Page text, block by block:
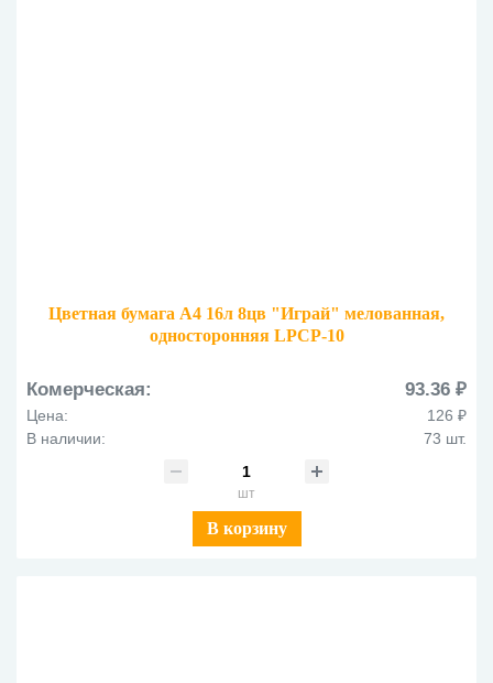
Цветная бумага А4 16л 8цв "Играй" мелованная,
односторонняя LPCP-10
Комерческая: 93.36 ₽
Цена:
126 ₽
В наличии:
73 шт.
шт
В корзину